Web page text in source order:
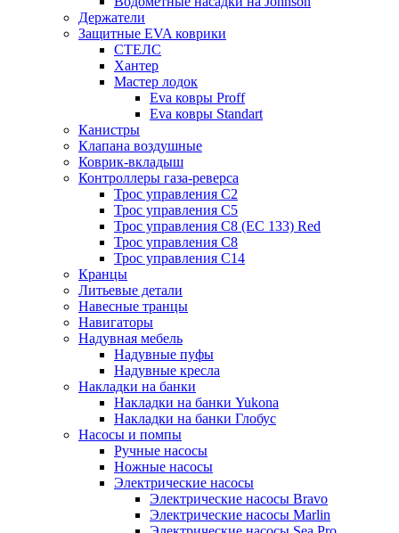
Держатели
Защитные EVA коврики
СТЕЛС
Хантер
Мастер лодок
Eva ковры Proff
Eva ковры Standart
Канистры
Клапана воздушные
Коврик-вкладыш
Контроллеры газа-реверса
Трос управления C2
Трос управления C5
Трос управления C8 (ЕС 133) Red
Трос управления C8
Трос управления C14
Кранцы
Литьевые детали
Навесные транцы
Навигаторы
Надувная мебель
Надувные пуфы
Надувные кресла
Накладки на банки
Накладки на банки Yukona
Накладки на банки Глобус
Насосы и помпы
Ручные насосы
Ножные насосы
Электрические насосы
Электрические насосы Bravo
Электрические насосы Marlin